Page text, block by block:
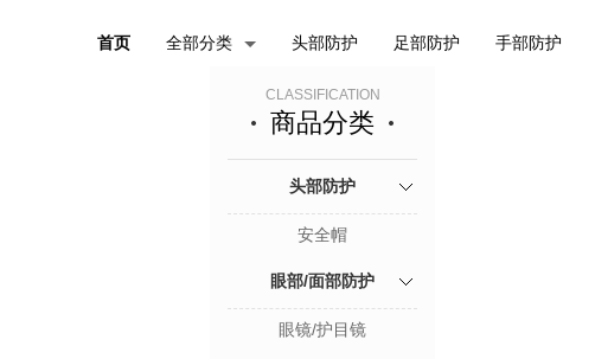
首页 全部分类 头部防护 足部防护 手部防护
CLASSIFICATION
商品分类
头部防护
安全帽
眼部/面部防护
眼镜/护目镜